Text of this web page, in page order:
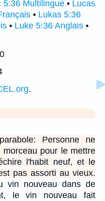
5:36 Multilingue • Lucas
• Lukas 5:36
• Luke 5:36 Anglais •
.
Personne ne
pour le mettre
l'habit neuf, et le
pas assorti au vieux.
vin nouveau dans de
le vin nouveau fait